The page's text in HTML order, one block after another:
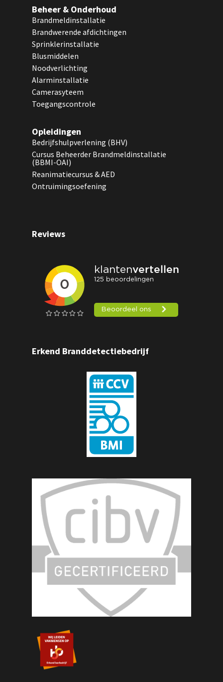
Beheer & Onderhoud
Brandmeldinstallatie
Brandwerende afdichtingen
Sprinklerinstallatie
Blusmiddelen
Noodverlichting
Alarminstallatie
Camerasyteem
Toegangscontrole
Opleidingen
Bedrijfshulpverlening (BHV)
Cursus Beheerder Brandmeldinstallatie
(BBMI-OAI)
Reanimatiecursus & AED
Ontruimingsoefening
Reviews
Erkend Branddetectiebedrijf